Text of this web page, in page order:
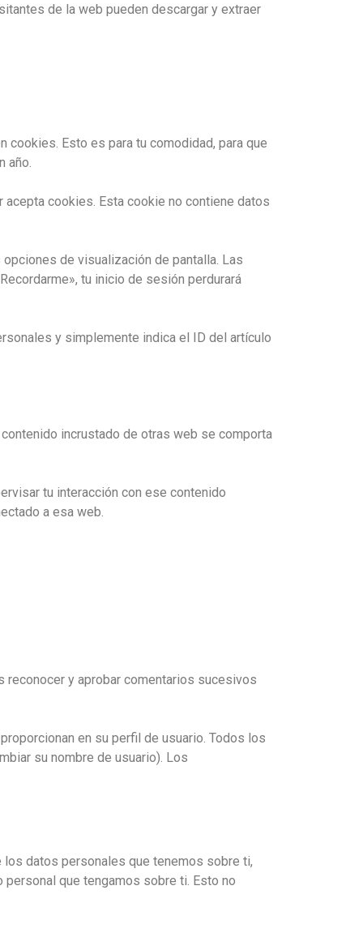
de la web pueden descargar y extraer
Esto es para tu comodidad, para que
año.
cookies. Esta cookie no contiene datos
de visualización de pantalla. Las
tu inicio de sesión perdurará
y simplemente indica el ID del artículo
incrustado de otras web se comporta
tu interacción con ese contenido
a esa web.
reconocer y aprobar comentarios sucesivos
en su perfil de usuario. Todos los
su nombre de usuario). Los
datos personales que tenemos sobre ti,
que tengamos sobre ti. Esto no